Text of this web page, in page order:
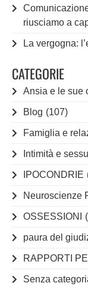
riusciamo a
La vergogna:
CATEGORIE
Ansia e le sue
Blog (107)
Famiglia e
Intimità e
IPOCONDRIE
Neuroscienze
OSSESSIONI
paura del
RAPPORTI
Senza